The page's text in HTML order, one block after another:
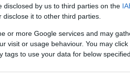
disclosed by us to third parties on the
disclose it to other third parties.
or more Google services and may
visit or usage behaviour. You may
tags to use your data for below
Νικόλοβα, Πέτροβα,